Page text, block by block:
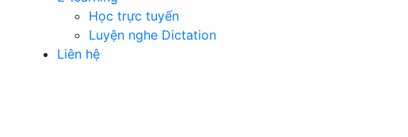
Học trực tuyến
Luyện nghe Dictation
Liên hệ